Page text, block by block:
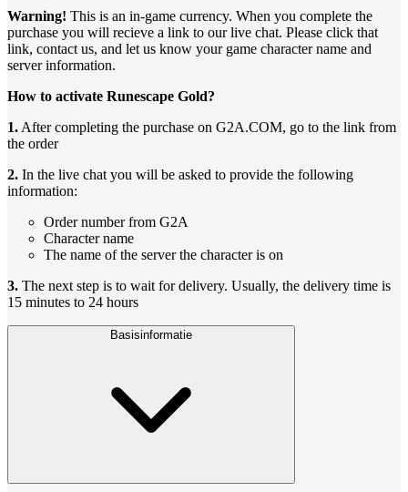
Warning! This is an in-game currency. When you complete the
purchase you will recieve a link to our live chat. Please click that
link, contact us, and let us know your game character name and
server information.
How to activate Runescape Gold?
1. After completing the purchase on G2A.COM, go to the link from
the order
2. In the live chat you will be asked to provide the following
information:
Order number from G2A
Character name
The name of the server the character is on
3. The next step is to wait for delivery. Usually, the delivery time is
15 minutes to 24 hours
Basisinformatie